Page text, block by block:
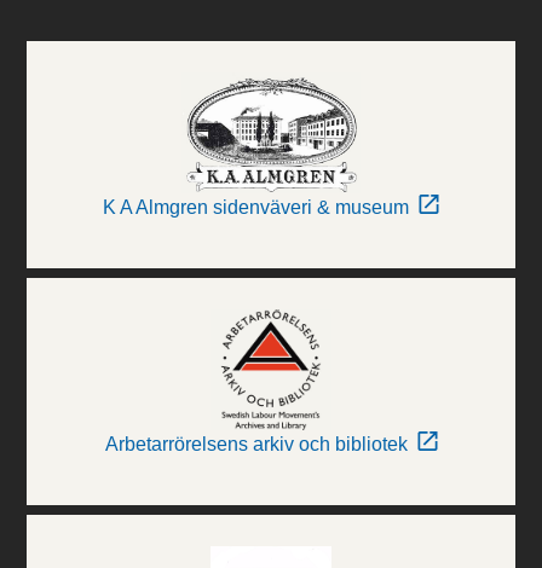
K A Almgren sidenväveri & museum
Arbetarrörelsens arkiv och bibliotek